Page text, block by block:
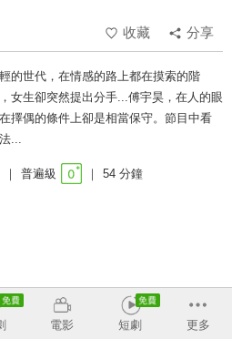
收藏
分享
的世代，在情感的路上都在摸索的階
女生卻突然提出分手...傅宇昊，在人的眼
擇偶的條件上卻是相當保守。節目中看
...
普遍級 54 分鐘
電影 短劇 更多